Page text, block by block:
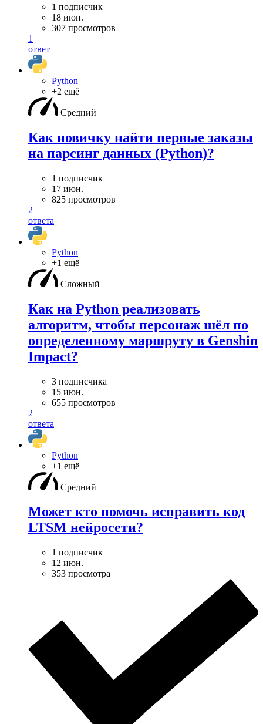
1 подписчик
18 июн.
307 просмотров
1
ответ
Python
+2 ещё
Средний
Как новичку найти первые заказы
на парсинг данных (Python)?
1 подписчик
17 июн.
825 просмотров
2
ответа
Python
+1 ещё
Сложный
Как на Python реализовать
алгоритм, чтобы персонаж шёл по
определенному маршруту в Genshin
Impact?
3 подписчика
15 июн.
655 просмотров
2
ответа
Python
+1 ещё
Средний
Может кто помочь исправить код
LTSM нейросети?
1 подписчик
12 июн.
353 просмотра